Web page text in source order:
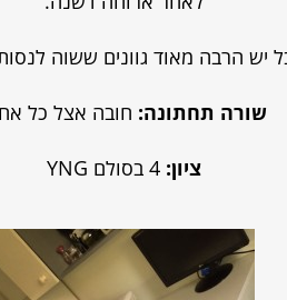
יש הרבה מאוד גוונים ששוה
שורה תחתונה: חובה אצל כל
ציון: 4 בסולם YNG